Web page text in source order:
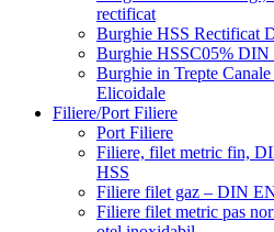
rectificat
Burghie HSS Rectificat
Burghie HSSC05% DIN
Burghie in Trepte
Elicoidale
Filiere/Port Filiere
Port Filiere
Filiere, filet metric fin,
HSS
Filiere filet gaz – DIN
Filiere filet metric pas